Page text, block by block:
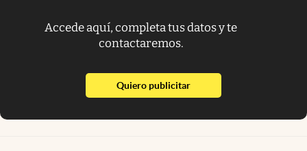
Accede aquí, completa tus datos y te
contactaremos.
Quiero publicitarabre en nueva pestaña